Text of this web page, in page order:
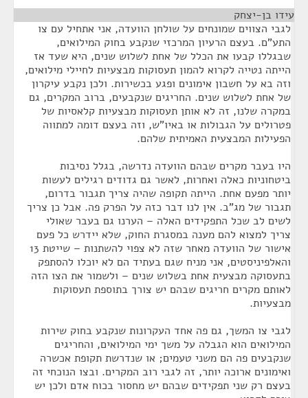
עידו בן-יצחק
לגבי הצווים שמונחים על שולחן הוועדה, אני אתחיל עם צו
התע"ם. בעצם הרעיון המרכזי שנקבע בחוק המילואים,
שבגללו קבעו את הכלל של אחת לשלוש שנים, היא שעד אז
הייתה נטייה לקרוא להמון תעסוקות מבצעיות לחיילי מילואים,
וזה בא על חשבון אימונים ופגע בכשירות. ולכן נקבע עיקרון
של אחת לשלוש שנים. החריגים שנקבעים, ברוב המקרים, גם
במקרה שלנו, זה לא אותן תעסוקות מבצעיות קלאסיות של
פטרולים על הגבולות או באיו"ש, וזה בעצם דומה למתווה
הפעילות המבצעית האמיתית שלהם.
היו בעבר מקרים שבהם הוועדה נדרשה, בגלל נסיבות
ביטחוניות כאלה ואחרות, לאשר גם גדודים רגילים לעשות
יותר מפעם אחת. הייתה תקופה שהיה צריך תגבור בדרום,
תגבור של מג"ב. אין לנו דבר כזה על הפרק פה. אבל כן צריך
לשים לב שכל התפקידים האלה – הערנו גם בעבר שאולי
צריך למצוא להם מענה במסגרת החוק, שלא יידרש כל פעם
אישור של הוועדה מאחר שזה לא צפוי להשתנות – שייטת 13
והאלפיניסטים, אני מניח שגם בעתיד הם לא יוכלו להסתפק
בתעסוקה מבצעית אחת בשלוש שנים – ולשמור את הצו הזה
לאותם מקרים חריגים שבהם יש צורך בתוספת תעסוקות
מבצעיות.
לגבי צו המשך, גם פה אחד העקרונות שנקבע בחוק שירות
המילואים הוא הגבלה על משך ימי המילואים, והחריגים
שנקבעים פה הם משני טעמים; או שנדרשת תקופת אכשרה
ואימונים ארוכה יותר, זה לגבי רוב המקרים. ובצו הנוכחי זה
בעצם רק שני תפקידים שבהם יש מחסור בכוח אדם ולכן יש